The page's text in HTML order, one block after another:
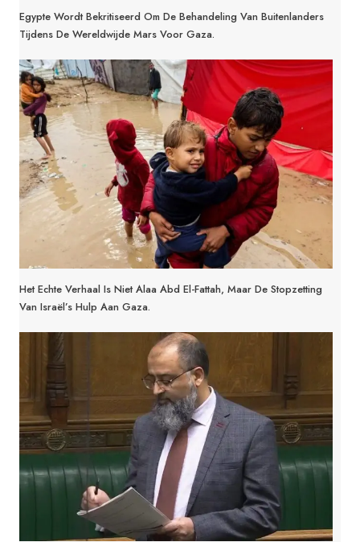
Egypte Wordt Bekritiseerd Om De Behandeling Van Buitenlanders
Tijdens De Wereldwijde Mars Voor Gaza.
Het Echte Verhaal Is Niet Alaa Abd El-Fattah, Maar De Stopzetting
Van Israël’s Hulp Aan Gaza.